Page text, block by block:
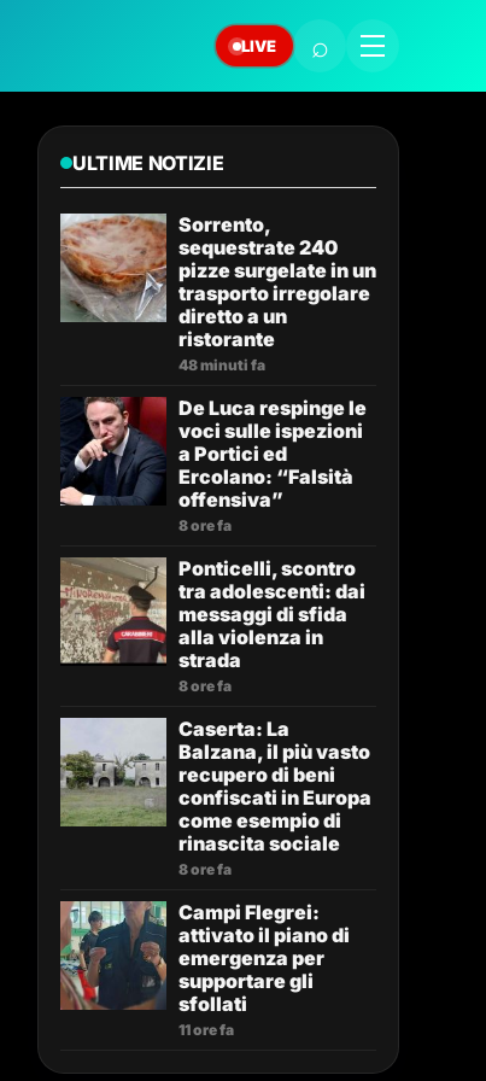
LIVE ⌕
ULTIME NOTIZIE
Sorrento,
sequestrate 240
pizze surgelate in un
trasporto irregolare
diretto a un
ristorante
48 minuti fa
De Luca respinge le
voci sulle ispezioni
a Portici ed
Ercolano: “Falsità
offensiva”
8 ore fa
Ponticelli, scontro
tra adolescenti: dai
messaggi di sfida
alla violenza in
strada
8 ore fa
Caserta: La
Balzana, il più vasto
recupero di beni
confiscati in Europa
come esempio di
rinascita sociale
8 ore fa
Campi Flegrei:
attivato il piano di
emergenza per
supportare gli
sfollati
11 ore fa